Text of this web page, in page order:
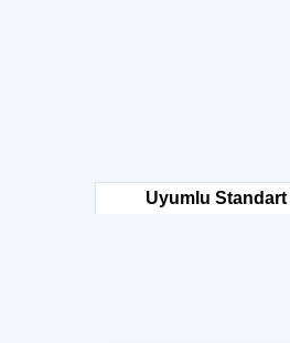
Uyumlu Standart